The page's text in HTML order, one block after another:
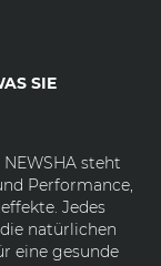
SIE
steht
Performance,
Jedes
natürlichen
eine gesunde